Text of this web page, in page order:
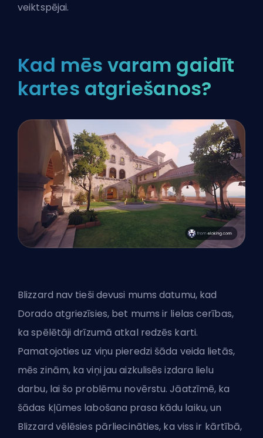
veiktspējai.
Kad mēs varam gaidīt
kartes atgriešanos?
Blizzard nav tieši devusi mums datumu, kad
Dorado atgriezīsies, bet mums ir lielas cerības,
ka spēlētāji drīzumā atkal redzēs karti.
Pamatojoties uz viņu pieredzi šāda veida lietās,
mēs zinām, ka viņi jau aizkulisēs izdara lielu
darbu, lai šo problēmu novērstu. Jāatzīmē, ka
šādas kļūmes labošana prasa kādu laiku, un
Blizzard vēlēsies pārliecināties, ka viss ir kārtībā,